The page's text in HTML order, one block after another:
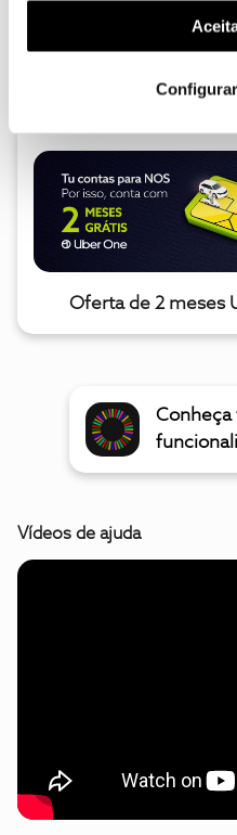
(cookies de publicidade
utilização dos cookies
Oferta de 2 meses
Conheça
Vídeos de ajuda